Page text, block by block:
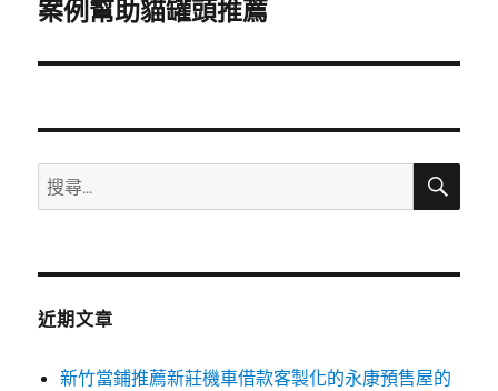
一
文
案例幫助貓罐頭推薦
搜
尋
鍵
搜
近期文章
新竹當鋪推薦新莊機車借款客製化的永康預售屋的